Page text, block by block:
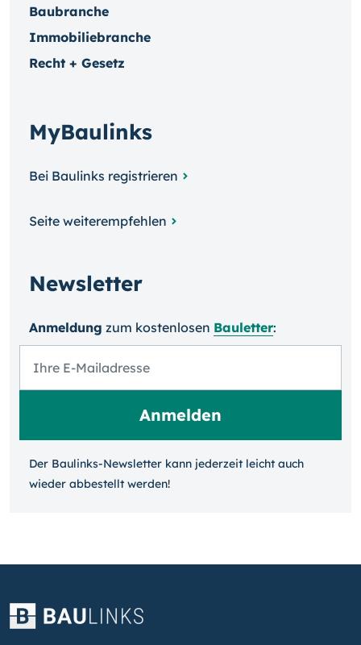
Baubranche
Immobiliebranche
Recht + Gesetz
MyBaulinks
Bei Baulinks registrieren
Seite weiterempfehlen
Newsletter
Anmeldung zum kosten­losen Bauletter:
Der Baulinks-Newsletter kann jeder­zeit leicht auch
wieder ab­bestellt werden!